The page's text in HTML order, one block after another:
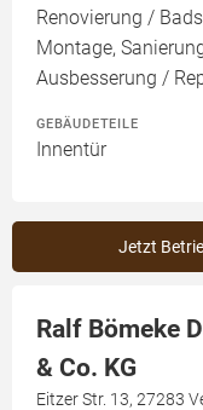
Renovierung /
Montage,
Ausbesserung /
GEBÄUDETEILE
Innentür
Jetzt
Ralf Bömeke
& Co. KG
Eitzer Str. 13, 27283